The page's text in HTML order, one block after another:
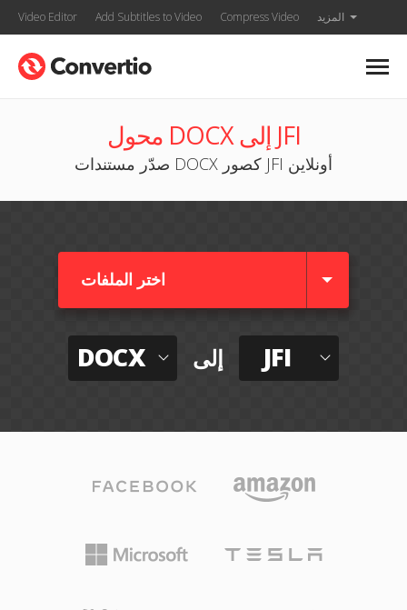
Video Editor Add Subtitles to Video Compress Video المزيد
محول DOCX إلى JFI
صدّر مستندات DOCX كصور JFI أونلاين
اختر الملفات
DOCX إلى JFI